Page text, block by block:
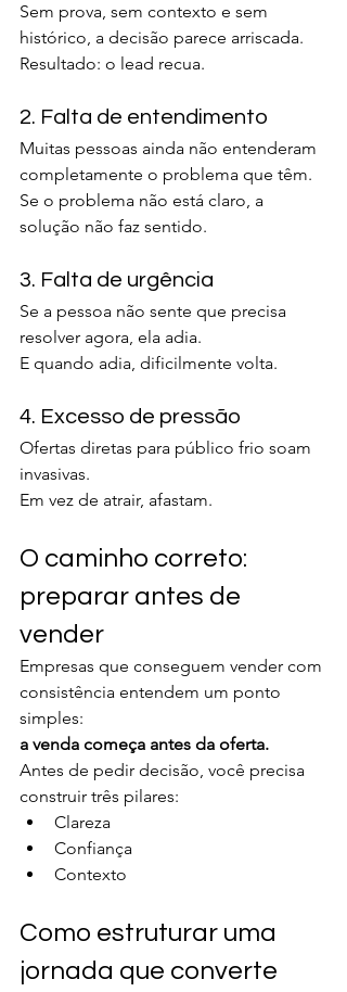
Sem prova, sem contexto e sem
histórico, a decisão parece arriscada.
Resultado: o lead recua.
2. Falta de entendimento
Muitas pessoas ainda não entenderam
completamente o problema que têm.
Se o problema não está claro, a
solução não faz sentido.
3. Falta de urgência
Se a pessoa não sente que precisa
resolver agora, ela adia.
E quando adia, dificilmente volta.
4. Excesso de pressão
Ofertas diretas para público frio soam
invasivas.
Em vez de atrair, afastam.
O caminho correto:
preparar antes de
vender
Empresas que conseguem vender com
consistência entendem um ponto
simples:
a venda começa antes da oferta.
Antes de pedir decisão, você precisa
construir três pilares:
Clareza
Confiança
Contexto
Como estruturar uma
jornada que converte